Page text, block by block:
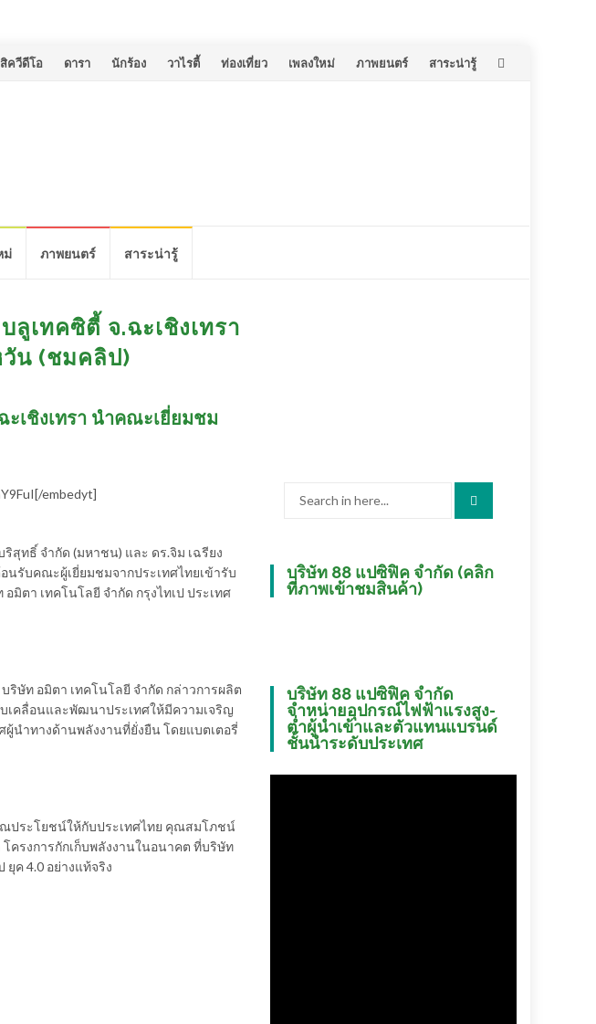
ควีดีโอ ดารา นักร้อง วาไรตี้ ท่องเที่ยว เพลงใหม่ ภาพยนตร์ สาระน่ารู้
ม่ ภาพยนตร์ สาระน่ารู้
เทคซิตี้ จ.ฉะเชิงเทรา​
น (ชมคลิป)
เชิงเทรา​ นำคณะ​เยี่ยมชม
embedyt]
สุทธิ์ จำกัด (มหาชน) และ ดร.จิม เฉรียง
นรับคณะผู้เยี่ยมชมจากประเทศไทยเข้ารับ
ตา เทคโนโลยี จำกัด กรุงไทเป ประเทศ
ษัท อมิตา เทคโนโลยี จำกัด กล่าวการผลิต
เคลื่อนและพัฒนาประเทศให้มีความเจริญ
นำทางด้านพลังงานที่ยั่งยืน โดยแบตเตอรี่
ประโยชน์ให้กับประเทศไทย คุณสมโภชน์
ครงการกักเก็บพลังงานในอนาคต ที่บริษัท
ยุค 4.0 อย่างแท้จริง
บริษัท 88 แปซิฟิค จำกัด (คลิก
ที่ภาพเข้าชมสินค้า)
บริษัท 88 แปซิฟิค จำกัด
จำหน่ายอุปกรณ์ไฟฟ้าแรงสูง-
ต่ำผู้นำเข้าและตัวแทนแบรนด์
ชั้นนำระดับประเทศ